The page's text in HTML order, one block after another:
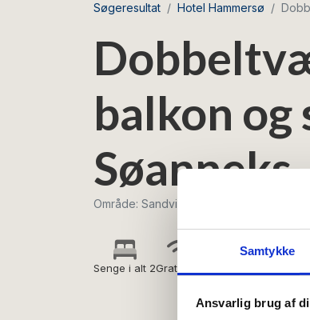
Samtykke
Ansvarlig brug af
Søgeresultat Hotel Hammersø
balkon og
Søanneks
Område: Sandvig
Senge i alt 2Gratis wifi